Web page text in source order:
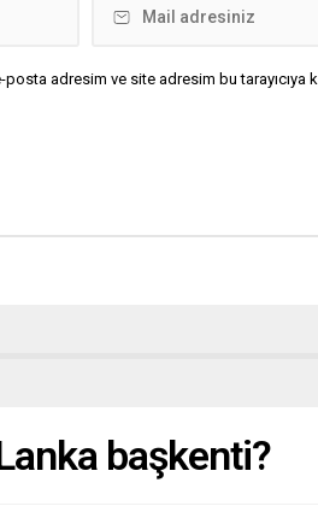
posta adresim ve site adresim bu tarayıcıya
başkenti?